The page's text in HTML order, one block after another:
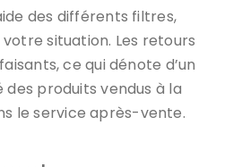
des différents filtres,
votre situation. Les retours
ce qui dénote d’un
des produits vendus à la
le service après-vente.